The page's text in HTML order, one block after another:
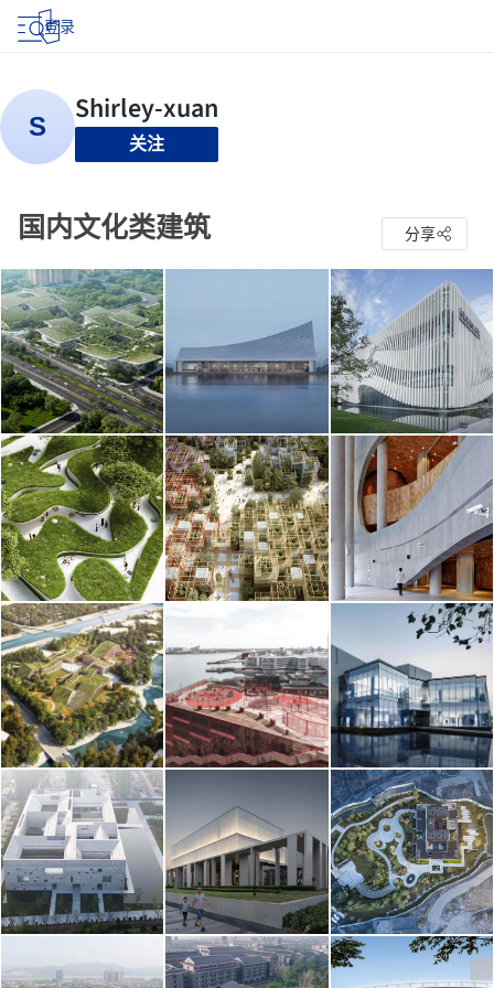
登录
关注
国内文化类建筑 分享